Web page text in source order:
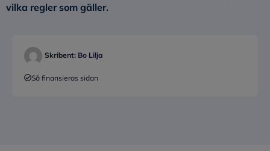
vilka regler som gäller.
Skribent: Bo Lilja
Så finansieras sidan